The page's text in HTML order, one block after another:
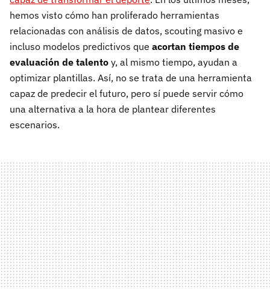
hemos visto cómo han proliferado herramientas
relacionadas con análisis de datos, scouting masivo e
incluso modelos predictivos que acortan tiempos de
evaluación de talento y, al mismo tiempo, ayudan a
optimizar plantillas. Así, no se trata de una herramienta
capaz de predecir el futuro, pero sí puede servir cómo
una alternativa a la hora de plantear diferentes
escenarios.